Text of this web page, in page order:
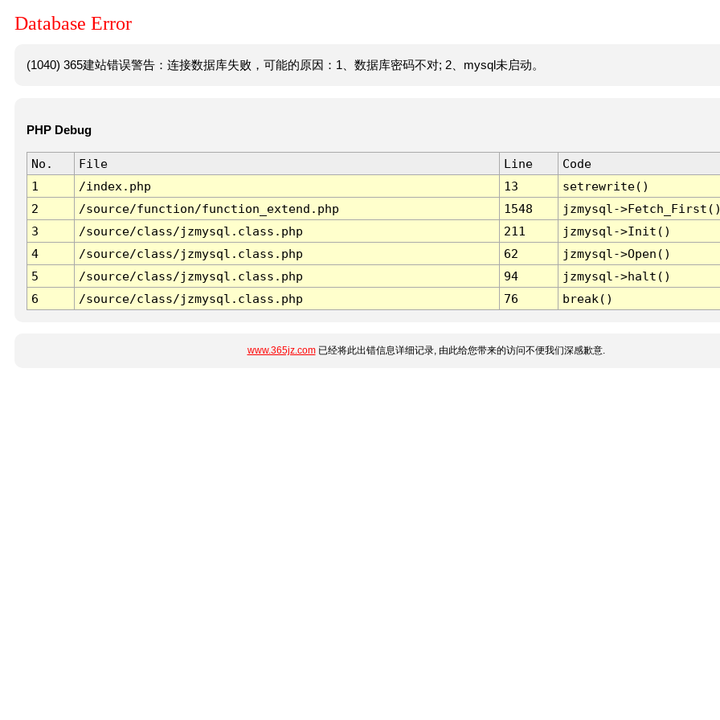
Database Error
(1040) 365建站错误警告：连接数据库失败，可能的原因：1、数据库密码不对; 2、mysql未启动。
PHP Debug
No. File Line
Code
1
/index.php 13
setrewrite()
2
/source/function/function_extend.php 1548
jzmysql-
3
/source/class/jzmysql.class.php 211
jzmysql->Init()
4
/source/class/jzmysql.class.php 62
jzmysql->Open()
5
/source/class/jzmysql.class.php 94
jzmysql->halt()
6
/source/class/jzmysql.class.php 76 break()
www.365jz.com已经将此出错信息详细记录, 由此给您带来的访问不便我们深感歉意.